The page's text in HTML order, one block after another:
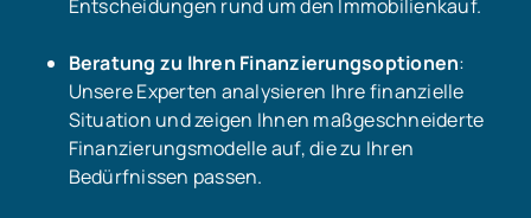
Entscheidungen rund um den Immobilienkauf.
Beratung zu Ihren Finanzierungsoptionen:
Unsere Experten analysieren Ihre finanzielle
Situation und zeigen Ihnen maßgeschneiderte
Finanzierungsmodelle auf, die zu Ihren
Bedürfnissen passen.